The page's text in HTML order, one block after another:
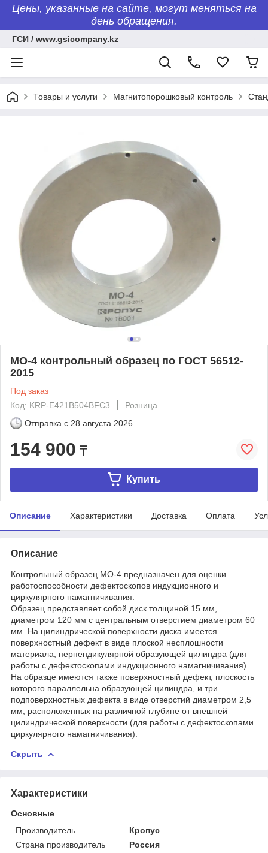
Цены, указанные на сайте, могут меняться на
день обращения.
ГСИ / www.gsicompany.kz
Товары и услуги Магнитопорошковый контроль
МО-4 контрольный образец по ГОСТ 56512-
2015
Под заказ
Код: KRP-E421B504BFC3
Розница
Отправка с 28 августа 2026
154 900 ₸
Купить
Описание Характеристики Доставка Оплата
Описание
Контрольный образец МО-4 предназначен для оценки
работоспособности дефектоскопов индукционного и
циркулярного намагничивания.
Образец представляет собой диск толщиной 15 мм,
диаметром 120 мм с центральным отверстием диаметром 60
мм. На цилиндрической поверхности диска имеется
поверхностный дефект в виде плоской несплошности
материала, перпендикулярной образующей цилиндра (для
работы с дефектоскопами индукционного намагничивания).
На образце имеются также поверхностный дефект, плоскость
которого параллельна образующей цилиндра, и три
подповерхностных дефекта в виде отверстий диаметром 2,5
мм, расположенных на различной глубине от внешней
цилиндрической поверхности (для работы с дефектоскопами
циркулярного намагничивания).
Скрыть
Характеристики
Основные
Производитель
Кропус
Страна производитель
Россия